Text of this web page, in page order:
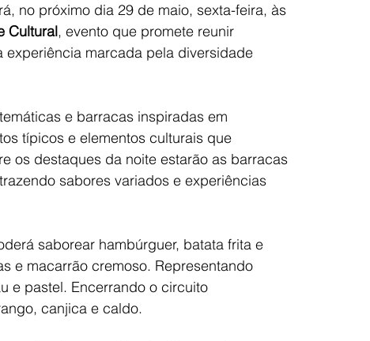
no próximo dia 29 de maio, sexta-feira, às
Cultural, evento que promete reunir
experiência marcada pela diversidade
e barracas inspiradas em
típicos e elementos culturais que
os destaques da noite estarão as barracas
sabores variados e experiências
saborear hambúrguer, batata frita e
e macarrão cremoso. Representando
e pastel. Encerrando o circuito
canjica e caldo.